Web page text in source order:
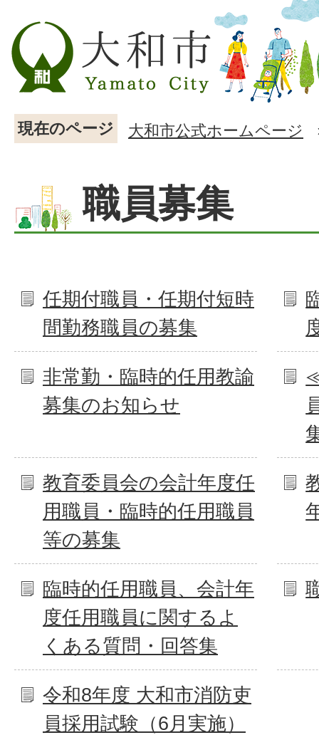
現在のページ 大和市公式ホームページ
職員募集
任期付職員・任期付短時
間勤務職員の募集
非常勤・臨時的任用教諭
募集のお知らせ
教育委員会の会計年度任
用職員・臨時的任用職員
等の募集
臨時的任用職員、会計年
度任用職員に関するよ
くある質問・回答集
令和8年度 大和市消防吏
員採用試験（6月実施）